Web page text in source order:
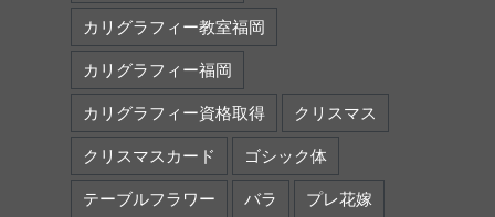
カリグラフィー教室福岡
カリグラフィー福岡
カリグラフィー資格取得 クリスマス
クリスマスカード ゴシック体
テーブルフラワー バラ プレ花嫁